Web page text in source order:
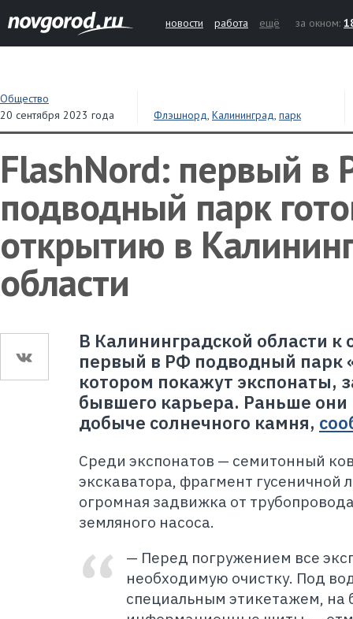
новости работа ещё за окном:
Общество
20 сентября 2023 года
Флэшнорд, Калининград, парк
FlashNord: первый в
подводный парк
открытию в
области
В Калининградской области к
первый в РФ подводный парк
котором покажут экспонаты,
бывшего карьера. Раньше они
добыче солнечного камня,
Среди экспонатов — семитонный
экскаватора, фрагмент гусеничной
огромная задвижка от
земляного насоса.
— Перед погружением все
необходимую очистку. Под
специальным этикетажем, на